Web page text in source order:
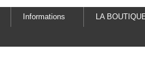
Informations LA